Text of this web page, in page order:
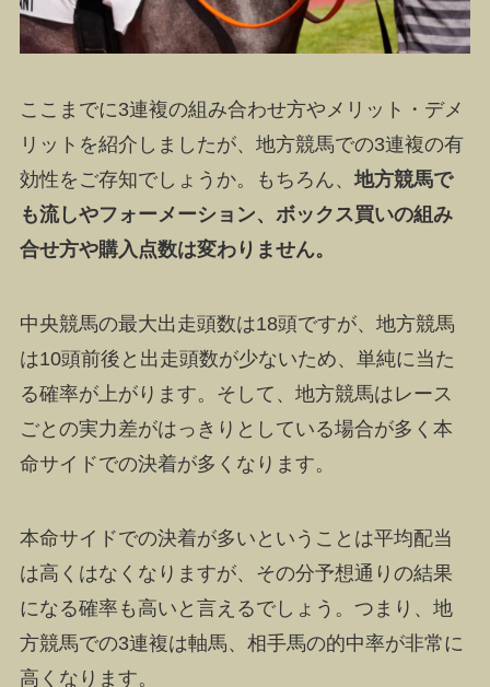
ここまでに3連複の組み合わせ方やメリット・デメ
リットを紹介しましたが、地方競馬での3連複の有
効性をご存知でしょうか。もちろん、 地方競馬で
も流しやフォーメーション、ボックス買いの組み
合せ方や購入点数は変わりません。
中央競馬の最大出走頭数は18頭ですが、地方競馬
は10頭前後と出走頭数が少ないため、単純に当た
る確率が上がります。 そして、地方競馬はレース
ごとの実力差がはっきりとしている場合が多く本
命サイドでの決着が多くなります。
本命サイドでの決着が多いということは平均配当
は高くはなくなりますが、その分予想通りの結果
になる確率も高いと言えるでしょう。つまり、地
方競馬での3連複は軸馬、相手馬の的中率が非常に
高くなります。